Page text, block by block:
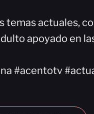
temas actuales,
apoyado en
#acentotv